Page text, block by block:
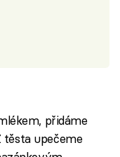
přidáme
těsta upečeme